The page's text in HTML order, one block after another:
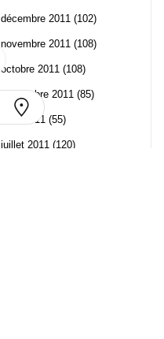
décembre 2011 (102)
novembre 2011 (108)
octobre 2011 (108)
septembre 2011 (85)
août 2011 (55)
juillet 2011 (120)